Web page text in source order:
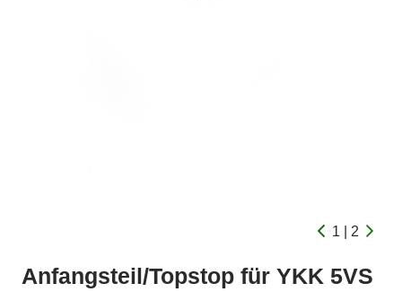
1 | 2
Anfangsteil/Topstop für YKK 5VS